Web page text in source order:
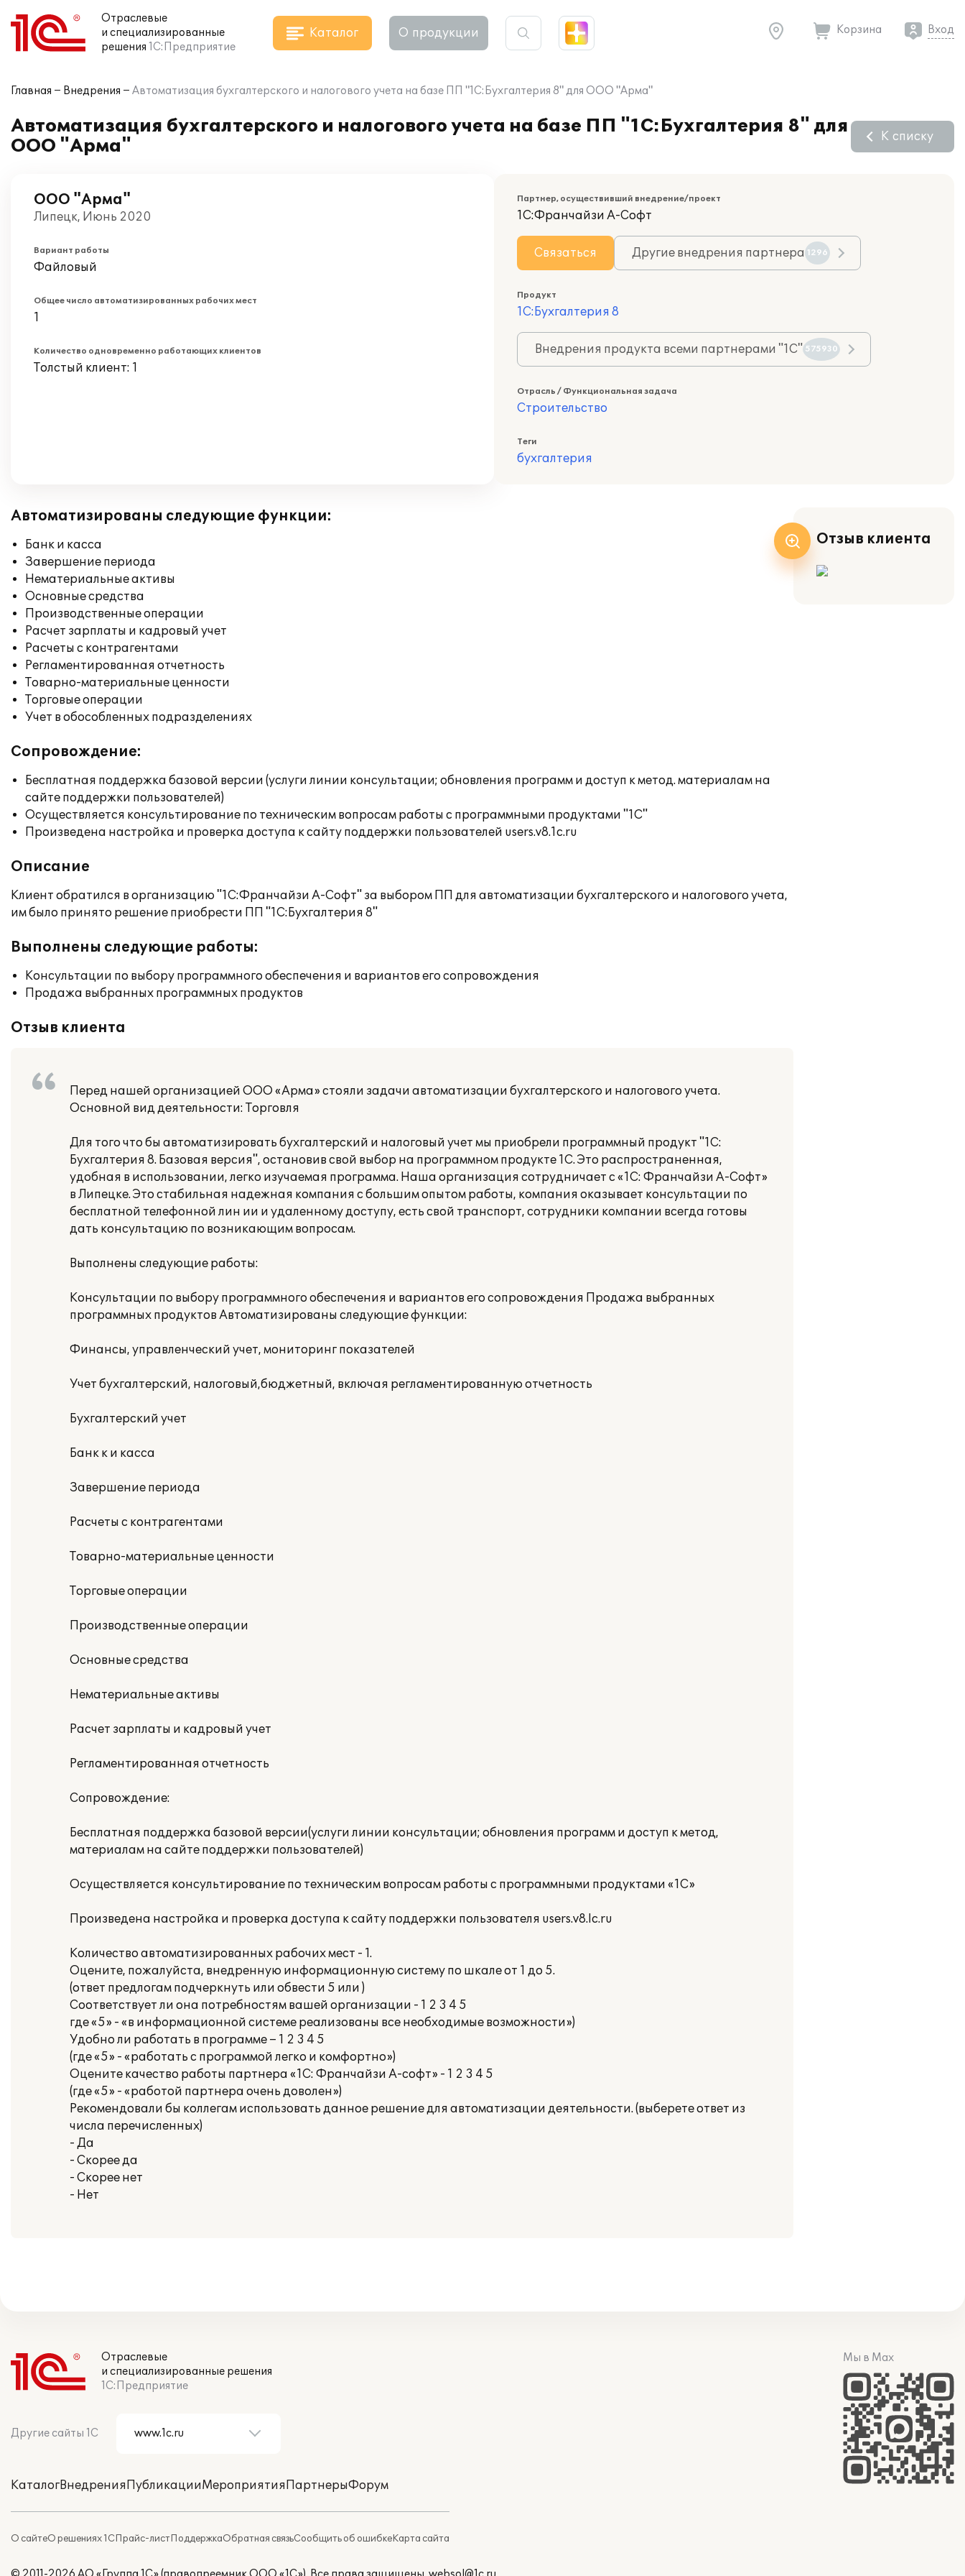
Отраслевые
и специализированные
решения 1С:Предприятие
Каталог О продукции Корзина Вход
Главная Внедрения Автоматизация бухгалтерского и налогового учета на базе ПП "1С:Бухгалтерия 8" для ООО "Арма"
Автоматизация бухгалтерского и налогового учета на базе ПП "1С:Бухгалтерия 8" для
ООО "Арма"
К списку
ООО "Арма"
Липецк, Июнь 2020
Вариант работы
Файловый
Общее число автоматизированных рабочих мест
1
Количество одновременно работающих клиентов
Толстый клиент: 1
Партнер, осуществивший внедрение/проект
1С:Франчайзи А-Софт
Связаться Другие внедрения партнера 1296
Продукт
1С:Бухгалтерия 8
Внедрения продукта всеми партнерами "1С" 575930
Отрасль / Функциональная задача
Строительство
Теги
бухгалтерия
Автоматизированы следующие функции:
Банк и касса
Завершение периода
Нематериальные активы
Основные средства
Производственные операции
Расчет зарплаты и кадровый учет
Расчеты с контрагентами
Регламентированная отчетность
Товарно-материальные ценности
Торговые операции
Учет в обособленных подразделениях
Сопровождение:
Бесплатная поддержка базовой версии (услуги линии консультации; обновления программ и доступ к метод. материалам на
сайте поддержки пользователей)
Осуществляется консультирование по техническим вопросам работы с программными продуктами "1С"
Произведена настройка и проверка доступа к сайту поддержки пользователей users.v8.1c.ru
Описание
Клиент обратился в организацию "1С:Франчайзи А-Софт" за выбором ПП для автоматизации бухгалтерского и налогового учета,
им было принято решение приобрести ПП "1С:Бухгалтерия 8"
Выполнены следующие работы:
Консультации по выбору программного обеспечения и вариантов его сопровождения
Продажа выбранных программных продуктов
Отзыв клиента
Перед нашей организацией ООО «Арма» стояли задачи автоматизации бухгалтерского и налогового учета.
Основной вид деятельности: Торговля
Для того что бы автоматизировать бухгалтерский и налоговый учет мы приобрели программный продукт "1C:
Бухгалтерия 8. Базовая версия", остановив свой выбор на программном продукте 1C. Это распространенная,
удобная в использовании, легко изучаемая программа. Наша организация сотрудничает с «1C: Франчайзи A-Софт»
в Липецке. Это стабильная надежная компания с большим опытом работы, компания оказывает консультации по
бесплатной телефонной лин ии и удаленному доступу, есть свой транспорт, сотрудники компании всегда готовы
дать консультацию по возникающим вопросам.
Выполнены следующие работы:
Консультации по выбору программного обеспечения и вариантов его сопровождения Продажа выбранных
программных продуктов Автоматизированы следующие функции:
Финансы, управленческий учет, мониторинг показателей
Учет бухгалтерский, налоговый,бюджетный, включая регламентированную отчетность
Бухгалтерский учет
Банк к и касса
Завершение периода
Расчеты с контрагентами
Товарно-материальные ценности
Торговые операции
Производственные операции
Основные средства
Нематериальные активы
Расчет зарплаты и кадровый учет
Регламентированная отчетность
Сопровождение:
Бесплатная поддержка базовой версии(услуги линии консультации; обновления программ и доступ к метод,
материалам на сайте поддержки пользователей)
Осуществляется консультирование по техническим вопросам работы с программными продуктами «1C»
Произведена настройка и проверка доступа к сайту поддержки пользователя users.v8.lc.ru
Количество автоматизированных рабочих мест - 1.
Оцените, пожалуйста, внедренную информационную систему по шкале от 1 до 5.
(ответ предлогам подчеркнуть или обвести 5 или )
Соответствует ли она потребностям вашей организации - 1 2 3 4 5
где «5» - «в информационной системе реализованы все необходимые возможности»)
Удобно ли работать в программе – 1 2 3 4 5
(где «5» - «работать с программой легко и комфортно»)
Оцените качество работы партнера «1С: Франчайзи А-софт» - 1 2 3 4 5
(где «5» - «работой партнера очень доволен»)
Рекомендовали бы коллегам использовать данное решение для автоматизации деятельности. (выберете ответ из
числа перечисленных)
- Да
- Скорее да
- Скорее нет
- Нет
Отзыв клиента
Отраслевые
и специализированные решения
1С:Предприятие
Другие сайты 1С
КаталогВнедренияПубликацииМероприятияПартнерыФорум
О сайтеО решениях 1СПрайс-листПоддержкаОбратная связьСообщить об ошибкеКарта сайта
Мы в Max